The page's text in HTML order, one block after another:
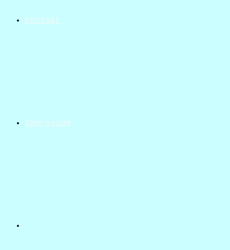
Kontakt
Impressum